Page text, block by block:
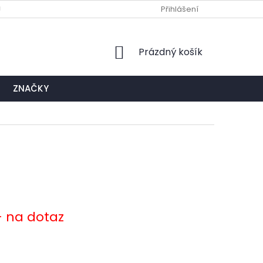
EXPEDIČNÍ A KONTAKTNÍ MÍSTO
Přihlášení
NÁKUPNÍ
Prázdný košík
ZNAČKY
na dotaz